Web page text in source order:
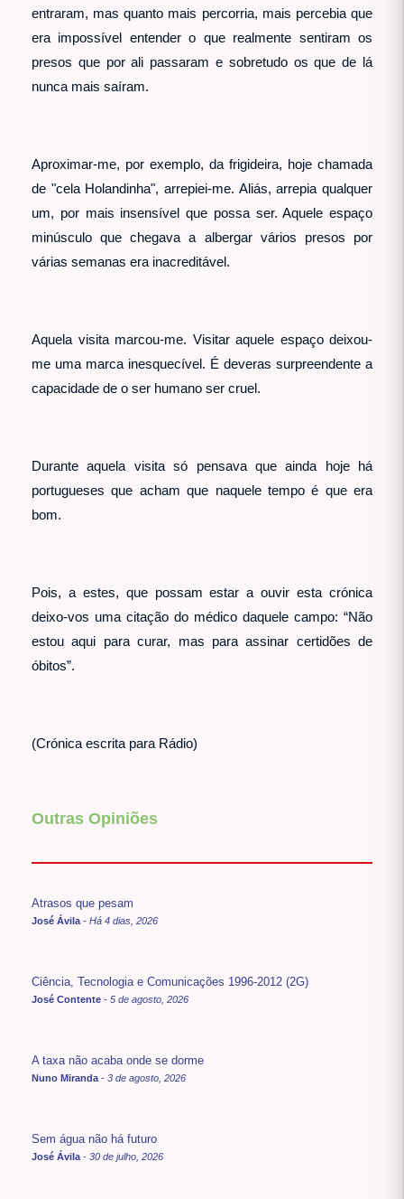
entraram, mas quanto mais percorria, mais percebia que
era impossível entender o que realmente sentiram os
presos que por ali passaram e sobretudo os que de lá
nunca mais saíram.
Aproximar-me, por exemplo, da frigideira, hoje chamada
de "cela Holandinha", arrepiei-me. Aliás, arrepia qualquer
um, por mais insensível que possa ser. Aquele espaço
minúsculo que chegava a albergar vários presos por
várias semanas era inacreditável.
Aquela visita marcou-me. Visitar aquele espaço deixou-
me uma marca inesquecível. É deveras surpreendente a
capacidade de o ser humano ser cruel.
Durante aquela visita só pensava que ainda hoje há
portugueses que acham que naquele tempo é que era
bom.
Pois, a estes, que possam estar a ouvir esta crónica
deixo-vos uma citação do médico daquele campo: “Não
estou aqui para curar, mas para assinar certidões de
óbitos”.
(Crónica escrita para Rádio)
Outras Opiniões
Atrasos que pesam
José Ávila - Há 4 dias, 2026
Ciência, Tecnologia e Comunicações 1996-2012 (2G)
José Contente - 5 de agosto, 2026
A taxa não acaba onde se dorme
Nuno Miranda - 3 de agosto, 2026
Sem água não há futuro
José Ávila - 30 de julho, 2026